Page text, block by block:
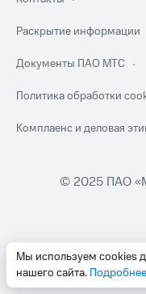
Мы используем cookies
нашего сайта. Подробнее
Раскрытие информации
Документы ПАО МТС
Политика обработки
Комплаенс и деловая
© 2025 ПАО